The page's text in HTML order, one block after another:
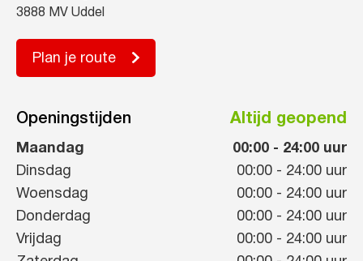
3888 MV Uddel
Plan je route
Openingstijden Altijd geopend
Maandag 00:00 - 24:00 uur
Dinsdag
00:00 - 24:00 uur
Woensdag
00:00 - 24:00 uur
Donderdag
00:00 - 24:00 uur
Vrijdag
00:00 - 24:00 uur